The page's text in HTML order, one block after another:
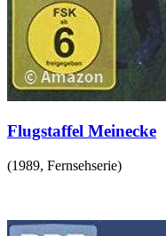
Flugstaffel Meinecke
(1989, Fernsehserie)